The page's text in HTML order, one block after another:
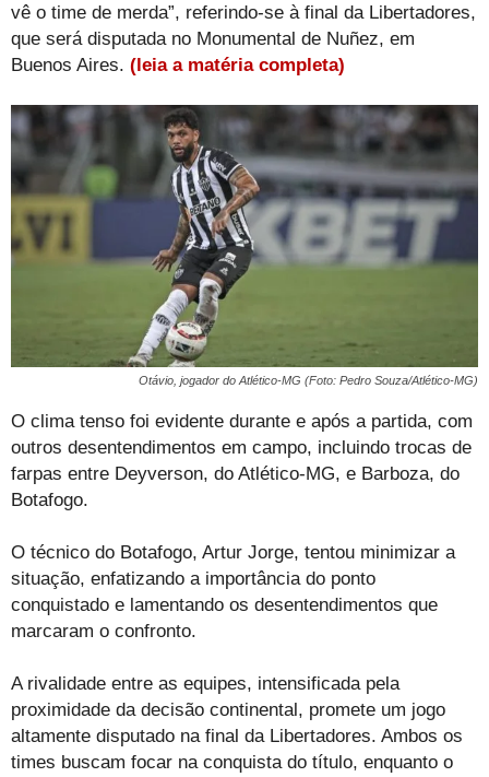
vê o time de merda”, referindo-se à final da Libertadores,
que será disputada no Monumental de Nuñez, em
Buenos Aires. (leia a matéria completa)
Otávio, jogador do Atlético-MG (Foto: Pedro Souza/Atlético-MG)
O clima tenso foi evidente durante e após a partida, com
outros desentendimentos em campo, incluindo trocas de
farpas entre Deyverson, do Atlético-MG, e Barboza, do
Botafogo.
O técnico do Botafogo, Artur Jorge, tentou minimizar a
situação, enfatizando a importância do ponto
conquistado e lamentando os desentendimentos que
marcaram o confronto.
A rivalidade entre as equipes, intensificada pela
proximidade da decisão continental, promete um jogo
altamente disputado na final da Libertadores. Ambos os
times buscam focar na conquista do título, enquanto o